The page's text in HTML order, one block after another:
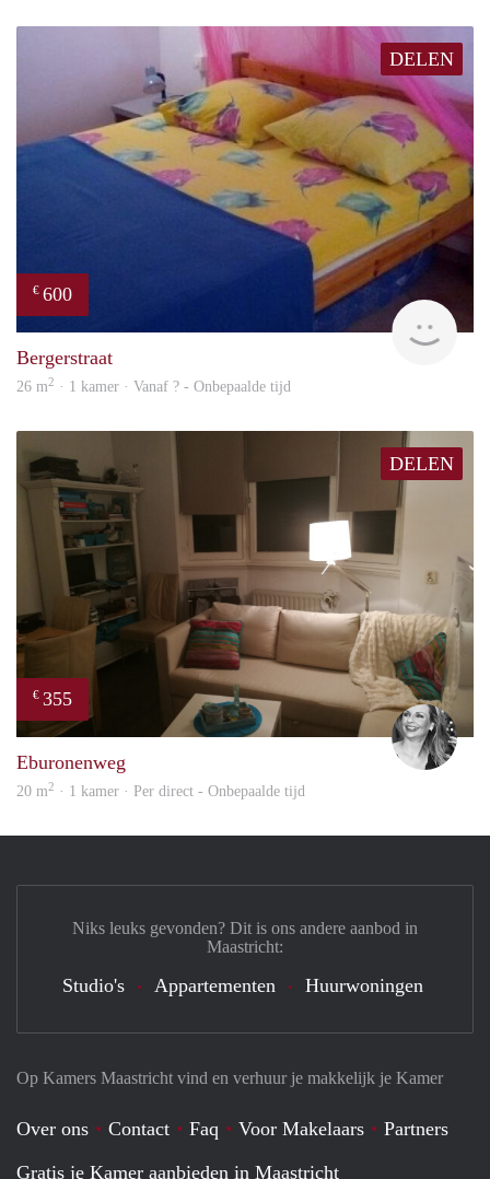
DELEN
€ 600
Bergerstraat
26 m2 · 1 kamer · Vanaf ? - Onbepaalde tijd
DELEN
€ 355
Eburonenweg
20 m2 · 1 kamer · Per direct - Onbepaalde tijd
Op Kamers Maastricht vind en verhuur je makkelijk je Kamer
Over ons Contact Faq Voor Makelaars
Partners
Gratis je Kamer aanbieden in Maastricht
Niks leuks gevonden? Dit is ons andere aanbod in
Maastricht:
Studio's Appartementen Huurwoningen